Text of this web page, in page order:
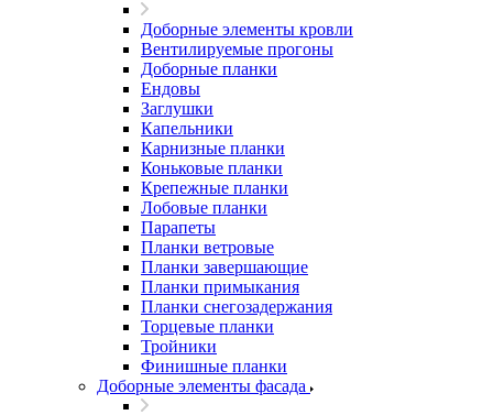
Доборные элементы кровли
Вентилируемые прогоны
Доборные планки
Ендовы
Заглушки
Капельники
Карнизные планки
Коньковые планки
Крепежные планки
Лобовые планки
Парапеты
Планки ветровые
Планки завершающие
Планки примыкания
Планки снегозадержания
Торцевые планки
Тройники
Финишные планки
Доборные элементы фасада